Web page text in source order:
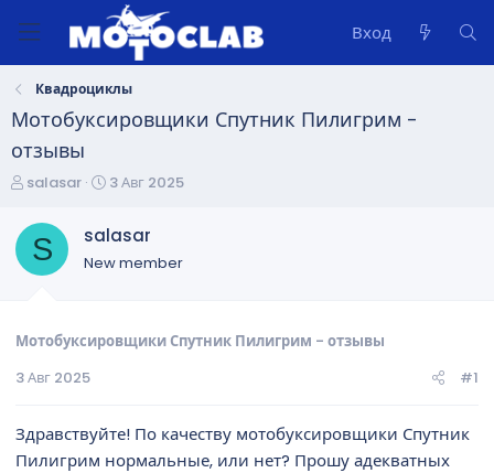
Вход
Квадроциклы
Мотобуксировщики Спутник Пилигрим -
отзывы
А
т
р
м
salasar
Д
т
а
н
а
3 Авг 2025
S salasar
New member
Мотобуксировщики Спутник Пилигрим - отзывы
3 Авг 2025
#1
Здравствуйте! По качеству мотобуксировщики Спутник
Пилигрим нормальные, или нет? Прошу адекватных